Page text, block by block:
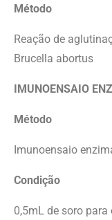
Método
Reação de
Brucella abortus
IMUNOENSAIO
Método
Imunoensaio
Condição
0,5mL de soro para